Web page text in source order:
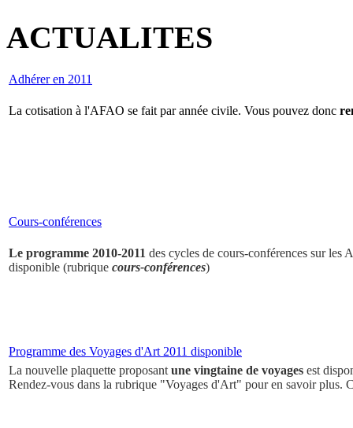
ACTUALITES
Adhérer en 2011
La cotisation à l'AFAO se fait par année civile. Vous pouvez donc
Cours-conférences
Le programme 2010-2011 des cycles de cours-conférences sur
disponible (rubrique cours-conférences)
Programme des Voyages d'Art 2011 disponible
La nouvelle plaquette proposantune vingtaine de voyages est
Rendez-vous dans la rubrique "Voyages d'Art" pour en savoir plus.